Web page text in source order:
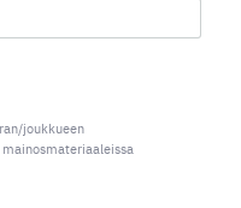
joukkueen